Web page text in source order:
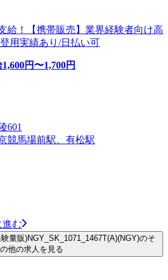
給！【携帯販売】業界経験者向け高
用実績あり/日払い可
1,600円〜1,700円
601
競馬場前駅、有松駅
進む
量販)NGY_SK_1071_1467T(A)(NGY)のそ
の他の求人を見る